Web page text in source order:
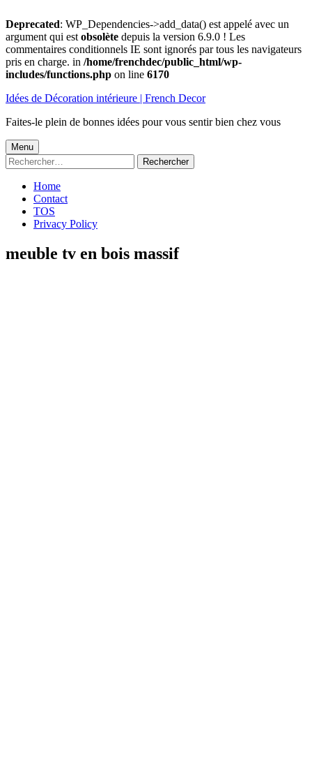
Deprecated: WP_Dependencies->add_data() est appelé avec un
argument qui est obsolète depuis la version 6.9.0 ! Les
commentaires conditionnels IE sont ignorés par tous les navigateurs
pris en charge. in /home/frenchdec/public_html/wp-
includes/functions.php on line 6170
au
Idées de Décoration intérieure | French Decor
Faites-le plein de bonnes idées pour vous sentir bien chez vous
Menu
principal
Menu
Rechercher :
Home
Contact
TOS
Privacy Policy
meuble tv en bois massif